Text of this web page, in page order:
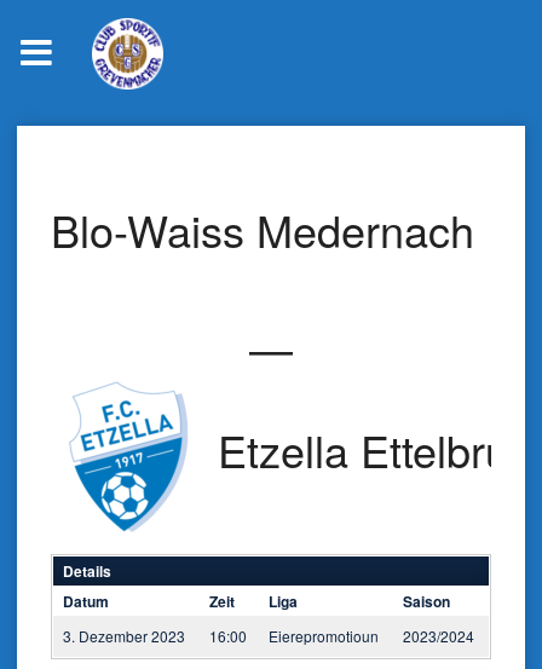
Blo-Waiss Medernach
—
Etzella
Details
Datum
Zeit Liga Saison
3. Dezember 2023 16:00 Eierepromotioun 2023/2024